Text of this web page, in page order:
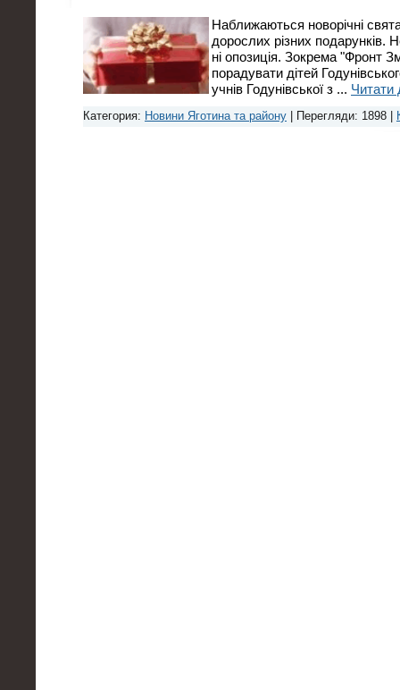
Наближаються новорічні
дорослих різних подарунків.
ні опозиція. Зокрема "Фронт
порадувати дітей
учнів Годунівської з ... Читати
Категория: Новини Яготина та району | Перегляди: 1898 |